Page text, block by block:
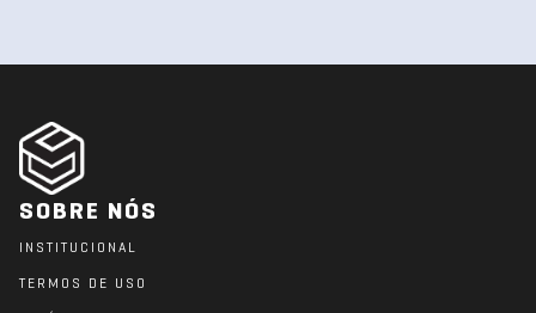
SOBRE NÓS
INSTITUCIONAL
TERMOS DE USO